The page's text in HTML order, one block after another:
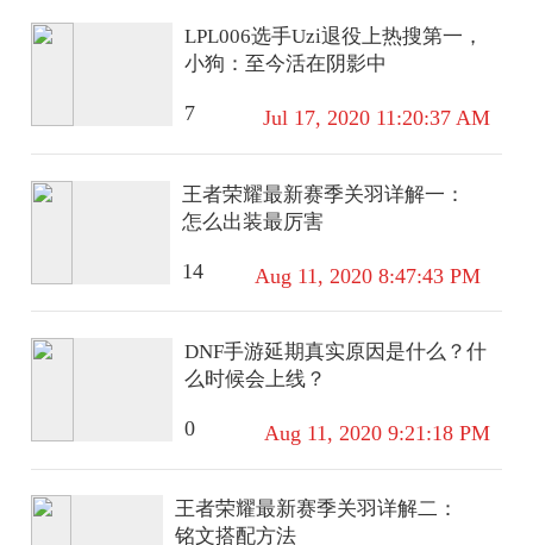
萌叽/汤姆逊-像素花束/MP5K-画境
星梦/Kar98K-影袭/M24-影
境星梦/S686-生命誓言/AA12-G-画
国孤狼/牛气满满/王牌教练/甜蜜告
白/疯狂小兔子/红色运动/绮丽涂
酒红色名流/魅力单车/鹰眼刺客/冰
洲巅峰*5/详细看图【热门藏
品】：非洲之心
者】【红狼-蚀金玫瑰】【蜂医-送
葬人无题密令/露娜-金牌射手/乌鲁
级（技术中心3级/工作台3级/制药
台3级/防具台3级/仓库10级/指挥中
心6级/训练中心7级/靶场7级/潜水
中心2级/收藏室1级）（流动资
产：292.7M）M4A1突击步枪-阿
米娅/M4A1突击步枪-蚀金玫
瑰/QBZ95-1突击步枪-凌霄戍
卫/SCAR-H战斗步枪-启航/勇士冲
锋枪-能天使-午夜邮/CAR-15突击
步枪-阿米娅/7橙色挂饰/段位：钻
LPL006选手Uzi退役上热搜第一，
小狗：至今活在阴影中
7 Jul 17, 2020 11:20:37 AM
王者荣耀最新赛季关羽详解一：
怎么出装最厉害
14 Aug 11, 2020 8:47:43 PM
DNF手游延期真实原因是什么？什
么时候会上线？
0 Aug 11, 2020 9:21:18 PM
王者荣耀最新赛季关羽详解二：
铭文搭配方法